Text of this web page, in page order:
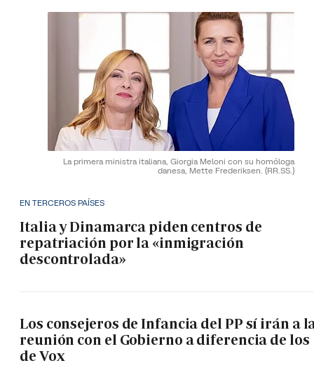
La primera ministra italiana, Giorgia Meloni con su homóloga
danesa, Mette Frederiksen. (RR.SS.)
EN TERCEROS PAÍSES
Italia y Dinamarca piden centros de
repatriación por la «inmigración
descontrolada»
Los consejeros de Infancia del PP sí irán a
reunión con el Gobierno a diferencia de los
de Vox